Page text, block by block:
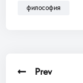
философия
Prev